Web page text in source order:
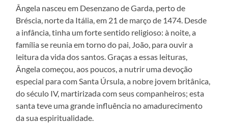
Ângela nasceu em Desenzano de Garda, perto de
Bréscia, norte da Itália, em 21 de março de 1474. Desde
a infância, tinha um forte sentido religioso: à noite, a
família se reunia em torno do pai, João, para ouvir a
leitura da vida dos santos. Graças a essas leituras,
Ângela começou, aos poucos, a nutrir uma devoção
especial para com Santa Úrsula, a nobre jovem britânica,
do século IV, martirizada com seus companheiros; esta
santa teve uma grande influência no amadurecimento
da sua espiritualidade.